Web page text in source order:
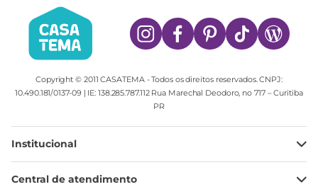
Copyright © 2011 CASATEMA - Todos os direitos reservados. CNPJ:
10.490.181/0137-09 | IE: 138.285.787.112 Rua Marechal Deodoro, no 717 – Curitiba
PR
Institucional
Minha Conta
Meus pedidos
Central de atendimento